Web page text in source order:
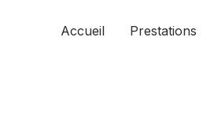
Accueil Prestations